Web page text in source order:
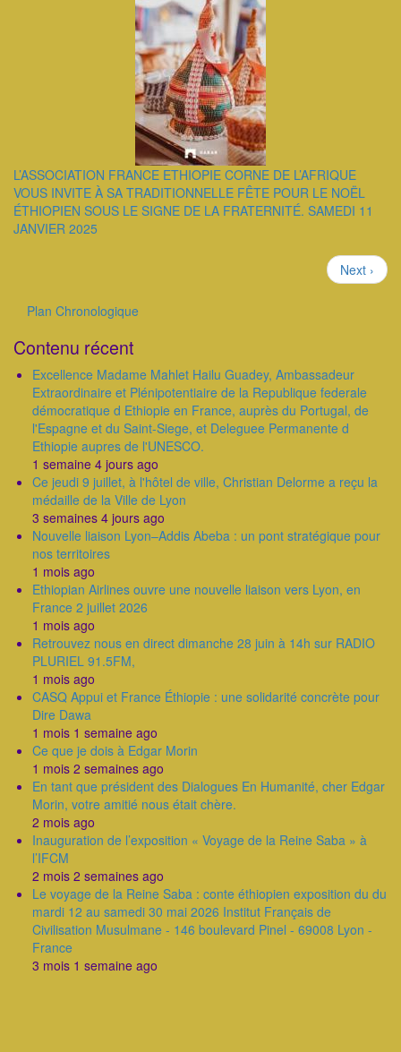
L’ASSOCIATION FRANCE ETHIOPIE CORNE DE L’AFRIQUE
VOUS INVITE À SA TRADITIONNELLE FÊTE POUR LE NOËL
ÉTHIOPIEN SOUS LE SIGNE DE LA FRATERNITÉ. SAMEDI 11
JANVIER 2025
Page
suivante
Next ›
Plan Chronologique
Contenu récent
Excellence Madame Mahlet Hailu Guadey, Ambassadeur
Extraordinaire et Plénipotentiaire de la Republique federale
démocratique d Ethiopie en France, auprès du Portugal, de
l'Espagne et du Saint-Siege, et Deleguee Permanente d
Ethiopie aupres de l'UNESCO.
1 semaine 4 jours ago
Ce jeudi 9 juillet, à l'hôtel de ville, Christian Delorme a reçu la
médaille de la Ville de Lyon
3 semaines 4 jours ago
Nouvelle liaison Lyon–Addis Abeba : un pont stratégique pour
nos territoires
1 mois ago
Ethiopian Airlines ouvre une nouvelle liaison vers Lyon, en
France 2 juillet 2026
1 mois ago
Retrouvez nous en direct dimanche 28 juin à 14h sur RADIO
PLURIEL 91.5FM,
1 mois ago
CASQ Appui et France Éthiopie : une solidarité concrète pour
Dire Dawa
1 mois 1 semaine ago
Ce que je dois à Edgar Morin
1 mois 2 semaines ago
En tant que président des Dialogues En Humanité, cher Edgar
Morin, votre amitié nous était chère.
2 mois ago
Inauguration de l’exposition « Voyage de la Reine Saba » à
l’IFCM
2 mois 2 semaines ago
Le voyage de la Reine Saba : conte éthiopien exposition du du
mardi 12 au samedi 30 mai 2026 Institut Français de
Civilisation Musulmane - 146 boulevard Pinel - 69008 Lyon -
France
3 mois 1 semaine ago